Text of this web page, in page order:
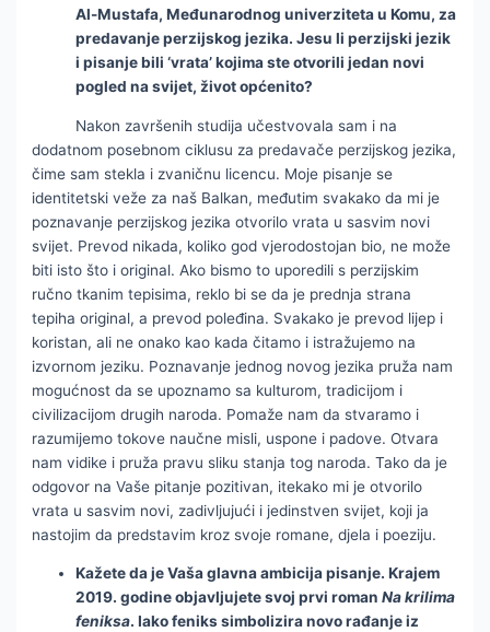
Al-Mustafa, Međunarodnog univerziteta u Komu, za
predavanje perzijskog jezika. Jesu li perzijski jezik
i pisanje bili ‘vrata’ kojima ste otvorili jedan novi
pogled na svijet, život općenito?
Nakon završenih studija učestvovala sam i na
dodatnom posebnom ciklusu za predavače perzijskog jezika,
čime sam stekla i zvaničnu licencu. Moje pisanje se
identitetski veže za naš Balkan, međutim svakako da mi je
poznavanje perzijskog jezika otvorilo vrata u sasvim novi
svijet. Prevod nikada, koliko god vjerodostojan bio, ne može
biti isto što i original. Ako bismo to uporedili s perzijskim
ručno tkanim tepisima, reklo bi se da je prednja strana
tepiha original, a prevod poleđina. Svakako je prevod lijep i
koristan, ali ne onako kao kada čitamo i istražujemo na
izvornom jeziku. Poznavanje jednog novog jezika pruža nam
mogućnost da se upoznamo sa kulturom, tradicijom i
civilizacijom drugih naroda. Pomaže nam da stvaramo i
razumijemo tokove naučne misli, uspone i padove. Otvara
nam vidike i pruža pravu sliku stanja tog naroda. Tako da je
odgovor na Vaše pitanje pozitivan, itekako mi je otvorilo
vrata u sasvim novi, zadivljujući i jedinstven svijet, koji ja
nastojim da predstavim kroz svoje romane, djela i poeziju.
Kažete da je Vaša glavna ambicija pisanje. Krajem
2019. godine objavljujete svoj prvi romanNa krilima
feniksa. Iako feniks simbolizira novo rađanje iz